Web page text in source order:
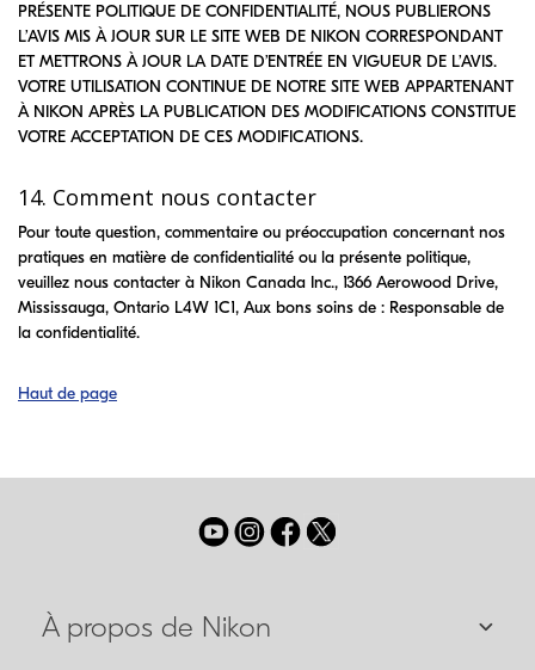
PRÉSENTE POLITIQUE DE CONFIDENTIALITÉ, NOUS PUBLIERONS
L’AVIS MIS À JOUR SUR LE SITE WEB DE NIKON CORRESPONDANT
ET METTRONS À JOUR LA DATE D’ENTRÉE EN VIGUEUR DE L’AVIS.
VOTRE UTILISATION CONTINUE DE NOTRE SITE WEB APPARTENANT
À NIKON APRÈS LA PUBLICATION DES MODIFICATIONS CONSTITUE
VOTRE ACCEPTATION DE CES MODIFICATIONS.
14. Comment nous contacter
Pour toute question, commentaire ou préoccupation concernant nos
pratiques en matière de confidentialité ou la présente politique,
veuillez nous contacter à Nikon Canada Inc., 1366 Aerowood Drive,
Mississauga, Ontario L4W 1C1, Aux bons soins de : Responsable de
la confidentialité.
Haut de page
À propos de Nikon